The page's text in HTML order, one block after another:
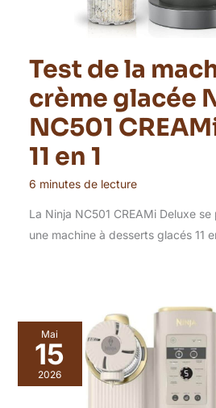
Test de la
crème glacée
NC501
11 en 1
6 minutes de lecture
La Ninja NC501 CREAMi Deluxe
une machine à desserts glacés 11
Mai
15
2026